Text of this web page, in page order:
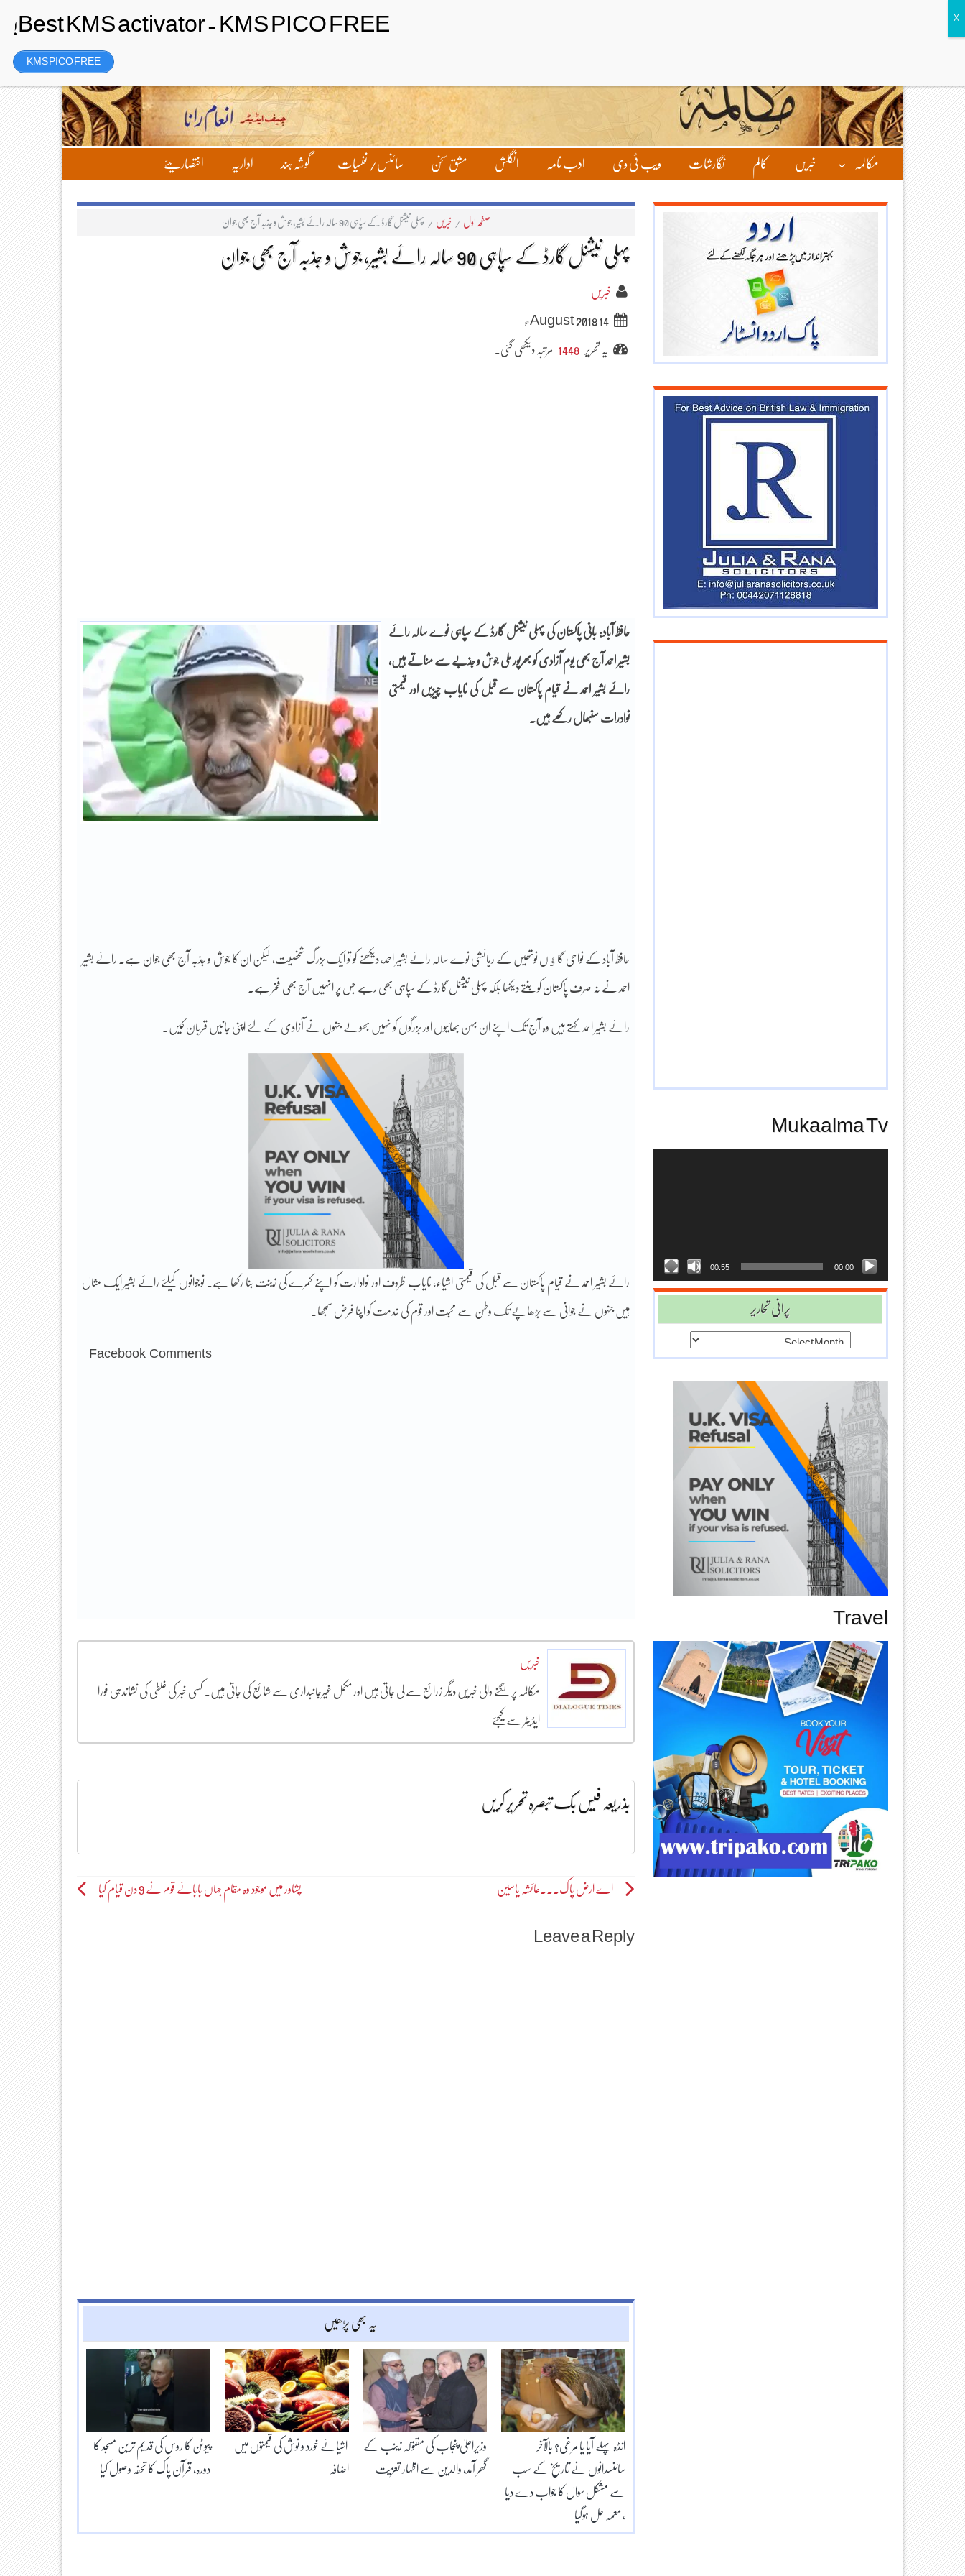
Thursday، 6 August 2026ء
مکالمہ خبریں کالم نگارشات ویب ٹی وی ادب نامہ انگلش مشق سخن سائنس/ نفسیات گوشہ ہند اداریہ اختصاریئے
صفحہ اول / خبریں / پہلی نیشنل گارڈ کے سپاہی 90 سالہ رائے بشیر، جوش و جذبہ آج بھی جوان
پہلی نیشنل گارڈ کے سپاہی 90 سالہ رائے بشیر، جوش و جذبہ آج بھی جوان
خبریں
14 August 2018ء
یہ تحریر 1448 مرتبہ دیکھی گئی۔
حافظ آباد: بانی پاکستان کی پہلی نیشنل گارڈ کے سپاہی نوے سالہ رائے
بشیر احمد آج بھی یوم آزادی کو بھرپور ملی جوش و جذبے سے مناتے ہیں،
رائے بشیر احمد نے قیام پاکستان سے قبل کی نایاب چیزیں اور قیمتی
نوادرات سنبھال رکھے ہیں۔
حافظ آباد کے نواحی گاﺅں نوتھیں کے رہائشی نوے سالہ رائے بشیر احمد، دیکھنے کو تو ایک بزرگ شخصیت، لیکن ان کا جوش و جذبہ آج بھی جوان ہے۔ رائے بشیر
احمد نے نہ صرف پاکستان کو بنتے دیکھا بلکہ پہلی نیشنل گارڈ کے سپاہی بھی رہے جس پر انہیں آج بھی فخر ہے۔
رائے بشیر احمد کہتے ہیں وہ آج تک اپنے ان بہن بھائیوں اور بزرگوں کو نہیں بھولے جنہوں نے آزادی کے لئے اپنی جانیں قربان کیں۔
رائے بشیر احمد نے قیام پاکستان سے قبل کی قیمتی اشیاء، نایاب ظروف اور نوادارت کو اپنے کمرے کی زینت بنا رکھا ہے۔ نوجوانوں کیلئے رائے بشیر ایک مثال
ہیں جنہوں نے جوانی سے بڑھاپے تک وطن سے محبت اور قوم کی خدمت کو اپنا فرض سمجھا۔
Facebook Comments
خبریں
مکالمہ پر لگنے والی خبریں دیگر زرائع سے لی جاتی ہیں اور مکمل غیرجانبداری سے شائع کی جاتی ہیں۔ کسی خبر کی غلطی کی نشاندہی فورا
ایڈیٹر سے کیجئے
بذریعہ فیس بک تبصرہ تحریر کریں
Postاے ارض پاک۔۔۔عائشہ یاسین پشاور میں موجود وہ مقام جہاں بابائے قوم نے 9 دن قیام کیا
Leave a Reply
یہ بھی پڑھیں
پیوٹن کا روس کی قدیم ترین مسجد کا
دورہ، قرآن پاک کا تحفہ وصول کیا
اشیائے خورد و نوش کی قیمتوں میں
اضافہ
وزیراعلیٰ پنجاب کی مقتولہ زینب کے
گھر آمد، والدین سے اظہار تعزیت
انڈہ پہلے آیا یا مرغی؟ بالآخر
سائنسدانوں نے تاریخ کے سب
سے مشکل سوال کا جواب دے دیا
، معمہ حل ہوگیا
Mukaalma Tv
00:00
00:55
پرانی تحاریر
Travel
KMS PICO FREE